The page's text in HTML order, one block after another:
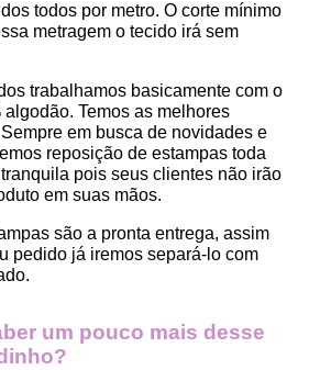
todos por metro. O corte mínimo
metragem o tecido irá sem
trabalhamos basicamente com o
Temos as melhores
em busca de novidades e
reposição de estampas toda
pois seus clientes não irão
em suas mãos.
são a pronta entrega, assim
pedido já iremos separá-lo com
um pouco mais desse